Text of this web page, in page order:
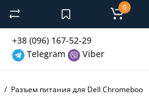
+38 (096) 167-52-29
Telegram
Viber
0
Разъем питания для Dell Chromebook